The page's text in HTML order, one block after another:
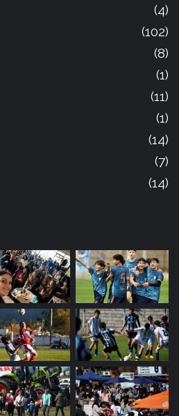
(4)
(102)
(8)
(1)
(11)
(1)
(14)
(7)
(14)